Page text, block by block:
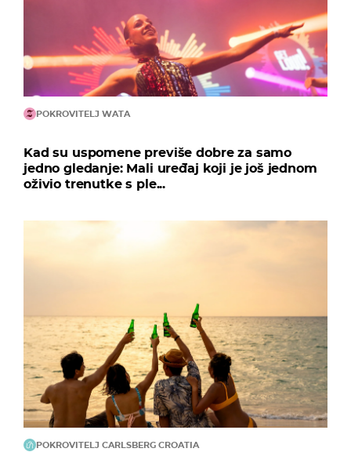
POKROVITELJ WATA
Kad su uspomene previše dobre za samo
jedno gledanje: Mali uređaj koji je još jednom
oživio trenutke s ple...
POKROVITELJ CARLSBERG CROATIA